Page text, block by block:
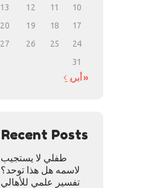
10
11
12
13
17
18
19
20
24
25
26
27
31
« أبريل
Recent Posts
طفلي لا يستجيب
لاسمه هل هذا توحد؟
تفسير علمي للأهالي